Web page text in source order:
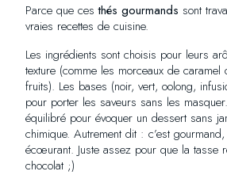
Parce que cesthés gourmands sont
vraies recettes de cuisine.
Les ingrédients sont choisis pour leurs
texture (comme les morceaux de
fruits). Les bases (noir, vert, oolong,
pour porter les saveurs sans les
équilibré pour évoquer un dessert sans
chimique. Autrement dit : c’est
écœurant. Juste assez pour que la tasse
chocolat ;)